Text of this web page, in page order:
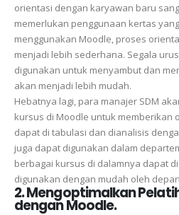
orientasi dengan karyawan baru
memerlukan penggunaan kertas
menggunakan Moodle, proses
menjadi lebih sederhana. Segala
digunakan untuk menyambut dan
akan menjadi lebih mudah.
Hebatnya lagi, para manajer SDM
kursus di Moodle untuk memberikan
dapat di tabulasi dan dianalisis
juga dapat digunakan dalam
berbagai kursus di dalamnya dapat
digunakan dengan mudah oleh
2. Mengoptimalkan
dengan Moodle.